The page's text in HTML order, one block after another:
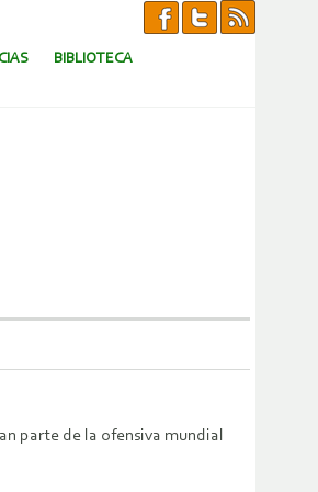
BIBLIOTECA
parte de la ofensiva mundial